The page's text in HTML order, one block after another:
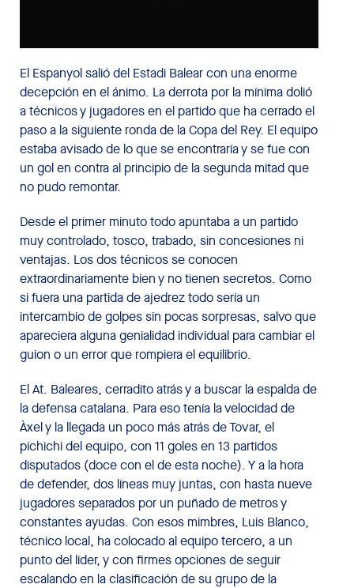
El Espanyol salió del Estadi Balear con una enorme
decepción en el ánimo. La derrota por la mínima dolió
a técnicos y jugadores en el partido que ha cerrado el
paso a la siguiente ronda de la Copa del Rey. El equipo
estaba avisado de lo que se encontraría y se fue con
un gol en contra al principio de la segunda mitad que
no pudo remontar.
Desde el primer minuto todo apuntaba a un partido
muy controlado, tosco, trabado, sin concesiones ni
ventajas. Los dos técnicos se conocen
extraordinariamente bien y no tienen secretos. Como
si fuera una partida de ajedrez todo sería un
intercambio de golpes sin pocas sorpresas, salvo que
apareciera alguna genialidad individual para cambiar el
guion o un error que rompiera el equilibrio.
El At. Baleares, cerradito atrás y a buscar la espalda de
la defensa catalana. Para eso tenía la velocidad de
Àxel y la llegada un poco más atrás de Tovar, el
pichichi del equipo, con 11 goles en 13 partidos
disputados (doce con el de esta noche). Y a la hora
de defender, dos líneas muy juntas, con hasta nueve
jugadores separados por un puñado de metros y
constantes ayudas. Con esos mimbres, Luis Blanco,
técnico local, ha colocado al equipo tercero, a un
punto del líder, y con firmes opciones de seguir
escalando en la clasificación de su grupo de la